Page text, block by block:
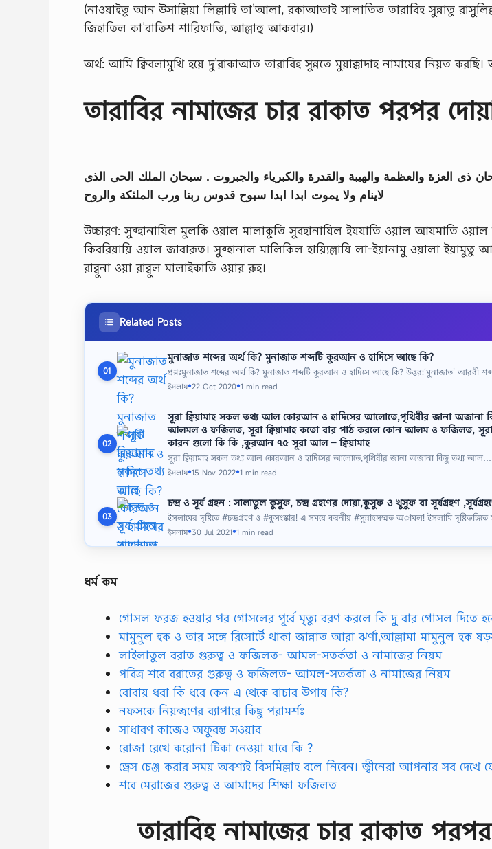
(নাওয়াইতু আন উসাল্লিয়া লিল্লাহি তা’আলা, রকাআতাই সালাতিত তারাবিহ সুন্নাতু
জিহাতিল কা’বাতিশ শারিফাতি, আল্লাহু আকবার।)
অর্থ: আমি ক্বিবলামুখি হয়ে দু’রাকাআত তারাবিহ সুন্নতে মুয়াক্কাদাহ নামাযের নিয়ত
তারাবির নামাজের চার রাকাত পরপর
ذى العزة والعظمة والهيبة والقدرة والكبرياء والجبروت . سبحان الملك الحى الذى
لاينام ولا يموت ابدا ابدا سبوح قدوس ربنا ورب الملئكة والروح
উচ্চারণ: সুব্হানাযিল মুলকি ওয়াল মালাকুতি সুবহানাযিল ইযযাতি ওয়াল আযমাতি ওয়াল
কিবরিয়ায়ি ওয়াল জাবারূত। সুব্হানাল মালিকিল হায়্যিল্লাযি লা-ইয়ানামু ওয়ালা ইয়ামুতু
রাব্বুনা ওয়া রাব্বুল মালাইকাতি ওয়ার রূহ।
Related Posts
01
মুনাজাত শব্দের অর্থ কি? মুনাজাত শব্দটি কুরআন ও হাদিসে আছে কি?
প্রশ্নঃমুনাজাত শব্দের অর্থ কি? মুনাজাত শব্দটি কুরআন ও হাদিসে আছে কি? উত্তর:‘মুনাজাত’ আরবী
ইসলাম●22 Oct 2020●1 min read
02
সূরা ক্বিয়ামাহ সকল তথ্য আল কোরআন ও হাদিসের আলোতে,পৃথিবীর জানা অজানা
আলমল ও ফজিলত, সূরা ক্বিয়ামাহ কতো বার পাঠ করলে কোন আলম ও ফজিলত, সূরা
কারন গুলো কি কি ,কুরআন ৭৫ সূরা আল – ক্বিয়ামাহ
সূরা ক্বিয়ামাহ সকল তথ্য আল কোরআন ও হাদিসের আলোতে,পৃথিবীর জানা অজানা কিছু তথ্য আল…
ইসলাম●15 Nov 2022●1 min read
03
চন্দ্র ও সূর্য গ্রহন : সালাতুল কুসুফ, চন্দ্র গ্রহণের দোয়া,কুসুফ ও খুসুফ বা সূর্যগ্রহণ
ইসলামের দৃষ্টিতে #চন্দ্রগ্রহণ ও #কুসংস্কার! এ সময়ে করনীয় #সুন্নাহ্সম্মত অামল! ইসলামি দৃষ্টিভঙ্গিতে
ইসলাম●30 Jul 2021●1 min read
ধর্ম কম
গোসল ফরজ হওয়ার পর গোসলের পূর্বে মৃত্যু বরণ করলে কি দু বার গোসল দিতে
মামুনুল হক ও তার সঙ্গে রিসোর্টে থাকা জান্নাত আরা ঝর্ণা,আল্লামা মামুনুল হক
লাইলাতুল বরাত গুরুত্ব ও ফজিলত- আমল-সতর্কতা ও নামাজের নিয়ম
পবিত্র শবে বরাতের গুরুত্ব ও ফজিলত- আমল-সতর্কতা ও নামাজের নিয়ম
বোবায় ধরা কি ধরে কেন এ থেকে বাচার উপায় কি?
নফসকে নিয়ন্ত্রণের ব্যাপারে কিছু পরামর্শঃ
সাধারণ কাজেও অফুরন্ত সওয়াব
রোজা রেখে করোনা টিকা নেওয়া যাবে কি ?
ড্রেস চেঞ্জ করার সময় অবশ্যই বিসমিল্লাহ বলে নিবেন। জ্বীনেরা আপনার সব দেখে
শবে মেরাজের গুরুত্ব ও আমাদের শিক্ষা ফজিলত
তারাবিহ নামাজের চার রাকাত